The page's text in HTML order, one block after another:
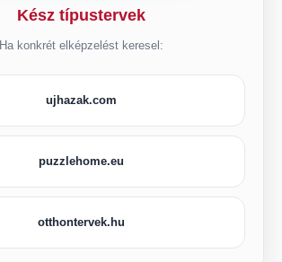
Kész típustervek
Ha konkrét elképzelést keresel:
ujhazak.com
puzzlehome.eu
otthontervek.hu